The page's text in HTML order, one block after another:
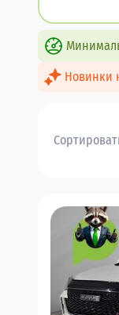
Новинки